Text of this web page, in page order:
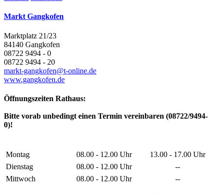
Markt Gangkofen
Marktplatz 21/23
84140 Gangkofen
08722 9494 - 0
08722 9494 - 20
markt-gangkofen@t-online.de
www.gangkofen.de
Öffnungszeiten Rathaus:
Bitte vorab unbedingt einen Termin vereinbaren (08722/9494-
0)!
Montag 08.00 - 12.00 Uhr
13.00 - 17.00 Uhr
Dienstag
08.00 - 12.00 Uhr
--
Mittwoch
08.00 - 12.00 Uhr --